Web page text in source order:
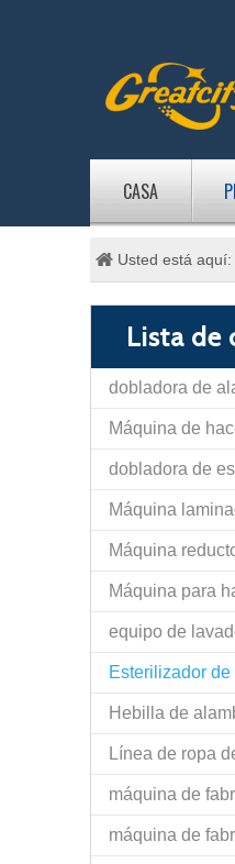
CASA
Usted está aquí:
Lista de
dobladora de
Máquina de
dobladora de
Máquina
Máquina
Máquina para
equipo de
Esterilizador
Línea de ropa